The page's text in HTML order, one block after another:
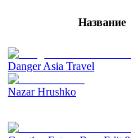
Название
Danger Asia Travel
Nazar Hrushko